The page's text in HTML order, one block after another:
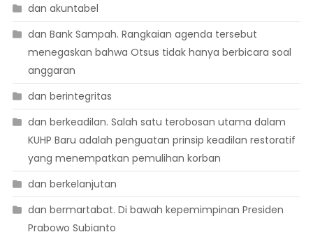
dan akuntabel
dan Bank Sampah. Rangkaian agenda tersebut
menegaskan bahwa Otsus tidak hanya berbicara soal
anggaran
dan berintegritas
dan berkeadilan. Salah satu terobosan utama dalam
KUHP Baru adalah penguatan prinsip keadilan restoratif
yang menempatkan pemulihan korban
dan berkelanjutan
dan bermartabat. Di bawah kepemimpinan Presiden
Prabowo Subianto